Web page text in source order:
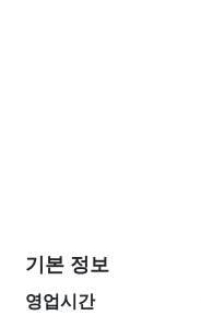
기본 정보
영업시간